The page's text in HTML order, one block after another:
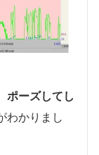
ポーズしてし
わかりまし